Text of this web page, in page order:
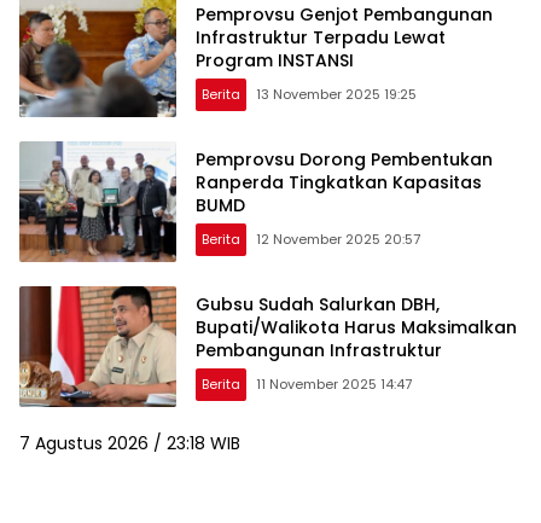
Pemprovsu Genjot Pembangunan
Infrastruktur Terpadu Lewat
Program INSTANSI
Berita 13 November 2025 19:25
Pemprovsu Dorong Pembentukan
Ranperda Tingkatkan Kapasitas
BUMD
Berita 12 November 2025 20:57
Gubsu Sudah Salurkan DBH,
Bupati/Walikota Harus Maksimalkan
Pembangunan Infrastruktur
Berita 11 November 2025 14:47
7 Agustus 2026 / 23:18 WIB